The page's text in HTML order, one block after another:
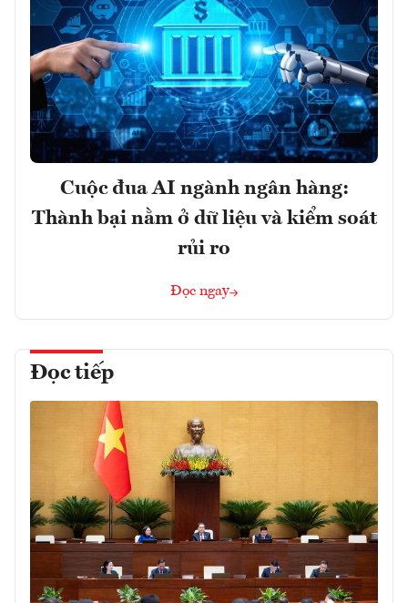
Cuộc đua AI ngành ngân hàng:
Thành bại nằm ở dữ liệu và kiểm soát
rủi ro
Đọc ngay
Đọc tiếp